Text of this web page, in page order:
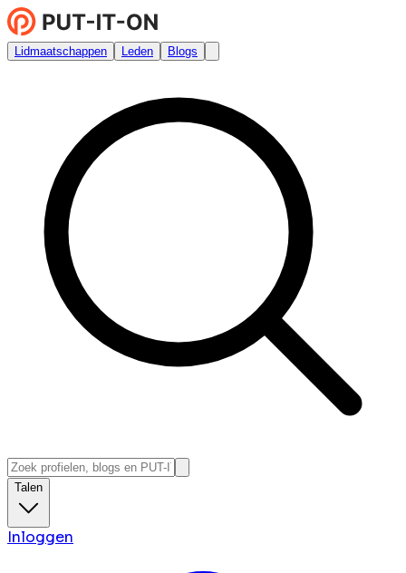
Lidmaatschappen Leden Blogs
Talen
Inloggen